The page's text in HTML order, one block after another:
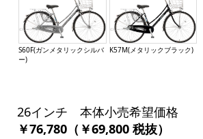
S60F(ガンメタリックシルバ
ー)
K57M(メタリックブラック)
26インチ 本体小売希望価格
￥76,780（￥69,800 税抜）